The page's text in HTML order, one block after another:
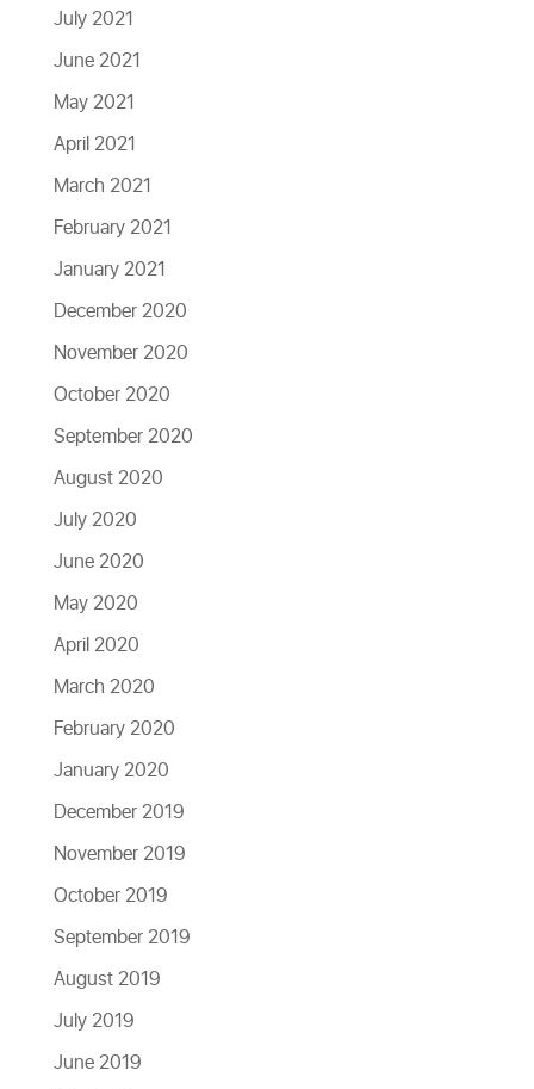
July 2021
June 2021
May 2021
April 2021
March 2021
February 2021
January 2021
December 2020
November 2020
October 2020
September 2020
August 2020
July 2020
June 2020
May 2020
April 2020
March 2020
February 2020
January 2020
December 2019
November 2019
October 2019
September 2019
August 2019
July 2019
June 2019